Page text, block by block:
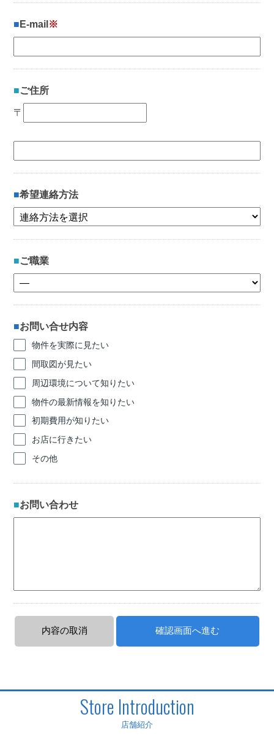
E-mail ※
ご住所
〒
希望連絡方法
ご職業
お問い合せ内容
物件を実際に見たい
間取図が見たい
周辺環境について知りたい
物件の最新情報を知りたい
初期費用が知りたい
お店に行きたい
その他
お問い合わせ
Store Introduction
店舗紹介